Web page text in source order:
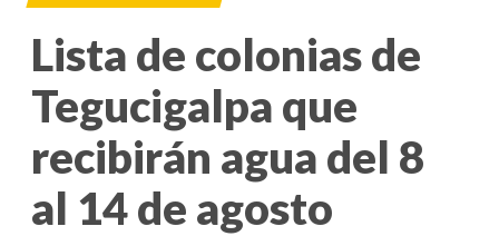
Lista de colonias de
Tegucigalpa que
recibirán agua del 8
al 14 de agosto